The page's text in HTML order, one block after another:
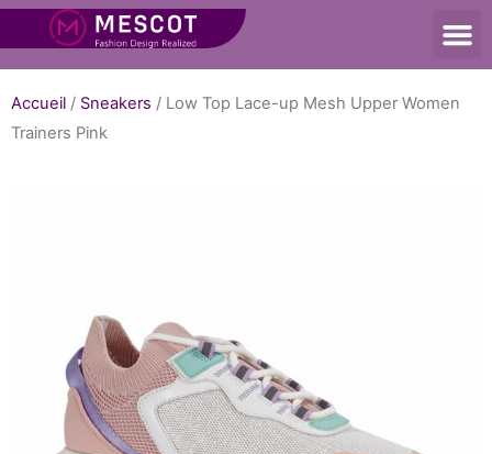
Accueil / Sneakers / Low Top Lace-up Mesh Upper Women
Trainers Pink